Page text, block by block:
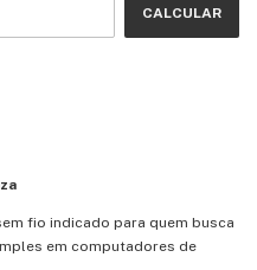
CALCULAR
fio indicado para quem busca
em computadores de